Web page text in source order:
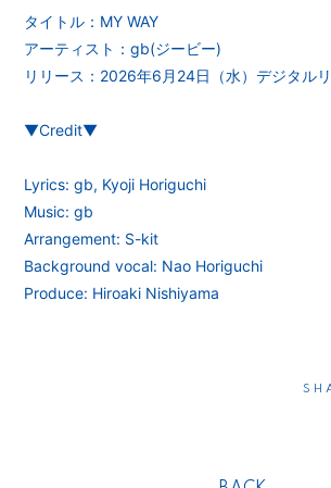
タイトル：MY WAY
アーティスト：gb(ジービー)
リリース：2026年6月24日（水）デジタル
▼Credit▼
Lyrics: gb, Kyoji Horiguchi
Music: gb
Arrangement: S-kit
Background vocal: Nao Horiguchi
Produce: Hiroaki Nishiyama